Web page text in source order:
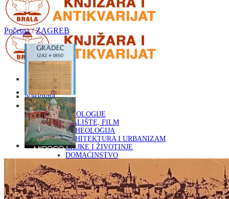
Naslovna
KNJIGE
OD ARHEOLOGIJE
DO KAZALIŠTE, FILM
ARHEOLOGIJA
ARHITEKTURA I URBANIZAM
BILJKE I ŽIVOTINJE
DOMAĆINSTVO
ENCIKLOPEDIJE I LEKSIKONI
ETNOLOGIJA
FILOZOFIJA, SOCIOLOGIJA, ANTROPOLOGIJA
FOTOGRAFIJA
GLAZBENA UMJETNOST
Početna / ZAGREB